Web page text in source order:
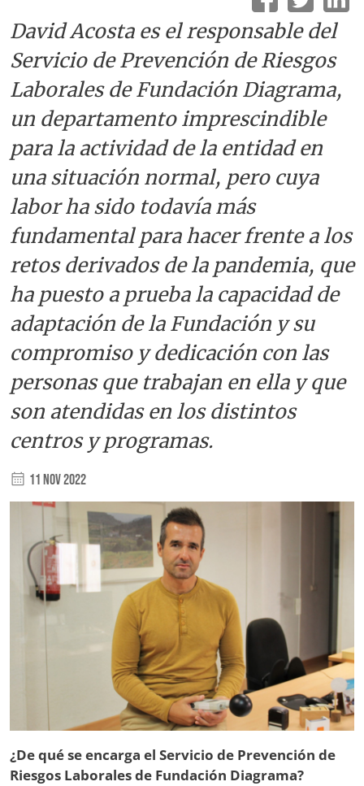
David Acosta es el responsable del
Servicio de Prevención de Riesgos
Laborales de Fundación Diagrama,
un departamento imprescindible
para la actividad de la entidad en
una situación normal, pero cuya
labor ha sido todavía más
fundamental para hacer frente a los
retos derivados de la pandemia, que
ha puesto a prueba la capacidad de
adaptación de la Fundación y su
compromiso y dedicación con las
personas que trabajan en ella y que
son atendidas en los distintos
centros y programas.
11 Nov 2022
¿De qué se encarga el Servicio de Prevención de
Riesgos Laborales de Fundación Diagrama?